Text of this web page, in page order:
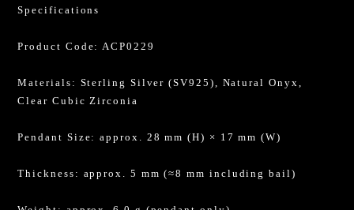
Specifications
Product Code: ACP0229
Materials: Sterling Silver (SV925), Natural Onyx,
Clear Cubic Zirconia
Pendant Size: approx. 28 mm (H) × 17 mm (W)
Thickness: approx. 5 mm (≈8 mm including bail)